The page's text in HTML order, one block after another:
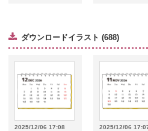
ダウンロードイラスト (688)
2025/12/06 17:08 2025/12/06